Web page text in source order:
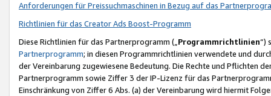
Anforderungen für Preissuchmaschinen in Bezug auf das
Richtlinien für das Creator Ads Boost-Programm
Diese Richtlinien für das Partnerprogramm („Programmrichtlinien“)
Partnerprogramm; in diesen Programmrichtlinien verwendete und
der Vereinbarung zugewiesene Bedeutung. Die Rechte und Pflichten
Partnerprogramm sowie Ziffer 3 der IP-Lizenz für das
Einschränkung von Ziffer 6 Abs. (a) der Vereinbarung wird hiermit